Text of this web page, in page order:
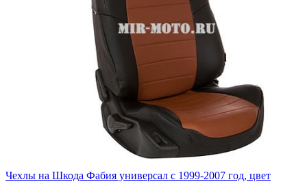
Чехлы на Шкода Фабия универсал с 1999-2007 год, цвет